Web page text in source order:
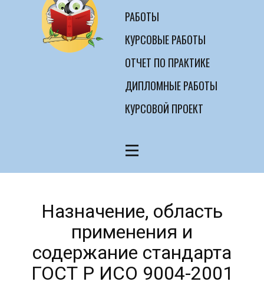
РАБОТЫ
КУРСОВЫЕ РАБОТЫ
ОТЧЕТ ПО ПРАКТИКЕ
ДИПЛОМНЫЕ РАБОТЫ
КУРСОВОЙ ПРОЕКТ
Назначение, область
применения и
содержание стандарта
ГОСТ Р ИСО 9004-2001